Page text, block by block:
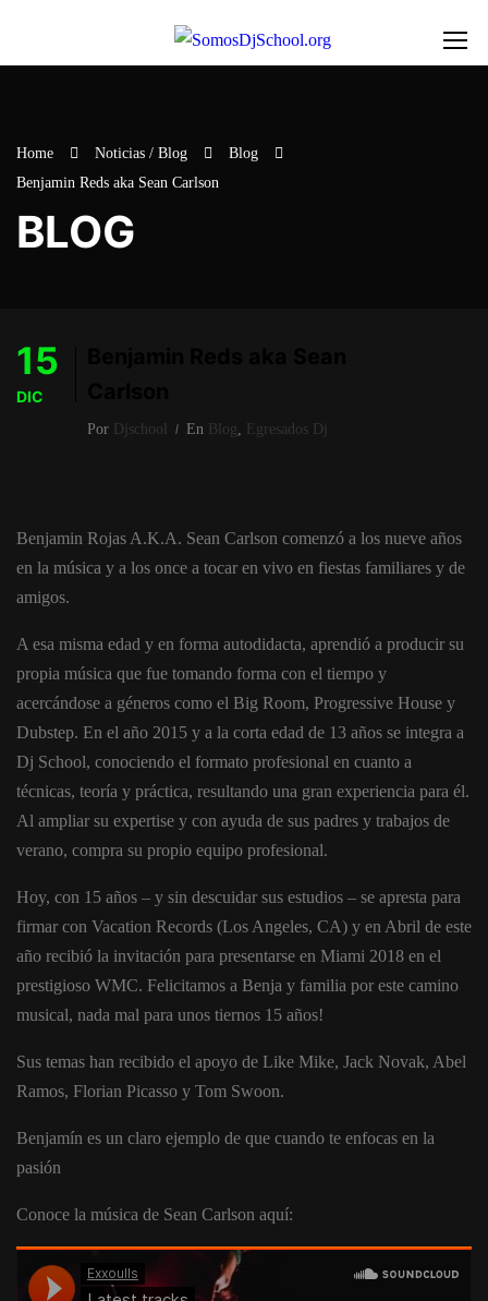
Home Noticias / Blog
Blog
Benjamin Reds aka Sean Carlson
BLOG
15
DIC
Por Djschool En Blog, Egresados Dj
Benjamin Rojas A.K.A. Sean Carlson comenzó a los nueve años
en la música y a los once a tocar en vivo en fiestas familiares y de
amigos.
A esa misma edad y en forma autodidacta, aprendió a producir su
propia música que fue tomando forma con el tiempo y
acercándose a géneros como el Big Room, Progressive House y
Dubstep. En el año 2015 y a la corta edad de 13 años se integra a
Dj School, conociendo el formato profesional en cuanto a
técnicas, teoría y práctica, resultando una gran experiencia para él.
Al ampliar su expertise y con ayuda de sus padres y trabajos de
verano, compra su propio equipo profesional.
Hoy, con 15 años – y sin descuidar sus estudios – se apresta para
firmar con Vacation Records (Los Angeles, CA) y en Abril de este
año recibió la invitación para presentarse en Miami 2018 en el
prestigioso WMC. Felicitamos a Benja y familia por este camino
musical, nada mal para unos tiernos 15 años!
Sus temas han recibido el apoyo de Like Mike, Jack Novak, Abel
Ramos, Florian Picasso y Tom Swoon.
Benjamín es un claro ejemplo de que cuando te enfocas en la
pasión
Conoce la música de Sean Carlson aquí: